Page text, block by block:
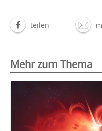
teilen
Mehr zum Thema